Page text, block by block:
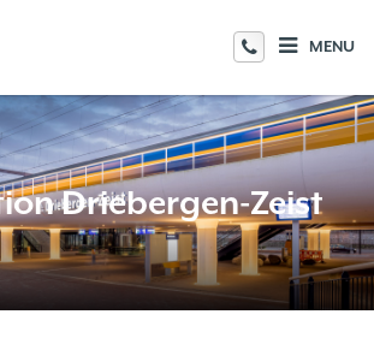
MENU
Driebergen-Zeist